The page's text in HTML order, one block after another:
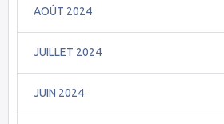
AOÛT 2024
JUILLET 2024
JUIN 2024